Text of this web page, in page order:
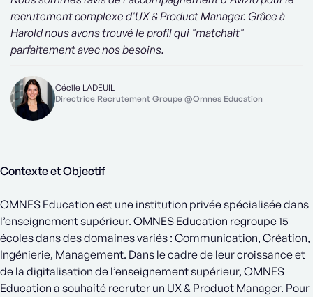
recrutement complexe d'UX & Product Manager. Grâce à
Harold nous avons trouvé le profil qui "matchait"
parfaitement avec nos besoins.
Cécile LADEUIL
Directrice Recrutement Groupe @Omnes Education
Contexte et Objectif
OMNES Education est une institution privée spécialisée dans
l’enseignement supérieur. OMNES Education regroupe 15
écoles dans des domaines variés : Communication, Création,
Ingénierie, Management. Dans le cadre de leur croissance et
de la digitalisation de l’enseignement supérieur, OMNES
Education a souhaité recruter un UX & Product Manager. Pour